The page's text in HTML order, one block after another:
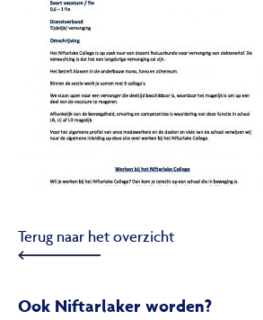
Terug naar het overzicht
Ook Niftarlaker worden?